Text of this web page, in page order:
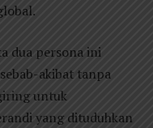
dua persona ini
akibat tanpa
untuk
yang dituduhkan